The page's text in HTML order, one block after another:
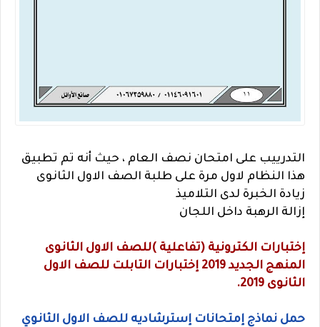
التدرييب على امتحان نصف العام ، حيث أنه تم تطبيق
هذا النظام لاول مرة على طلبة الصف الاول الثانوى
زيادة الخبرة لدى التلاميذ
إزالة الرهبة داخل اللجان
إختبارات الكترونية (تفاعلية )للصف الاول الثانوى
المنهج الجديد 2019 إختبارات التابلت للصف الاول
الثانوى 2019.
حمل نماذج إمتحانات إسترشاديه للصف الاول الثانوي